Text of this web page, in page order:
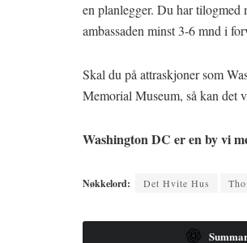
en planlegger. Du har
ambassaden minst 3-6 mnd i
Skal du på attraskjoner som
Memorial Museum, så kan det
Washington DC er en by vi
Nøkkelord: Det Hvite Hus